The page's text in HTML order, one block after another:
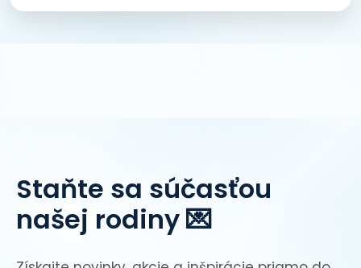
Staňte sa súčasťou
našej rodiny 💌